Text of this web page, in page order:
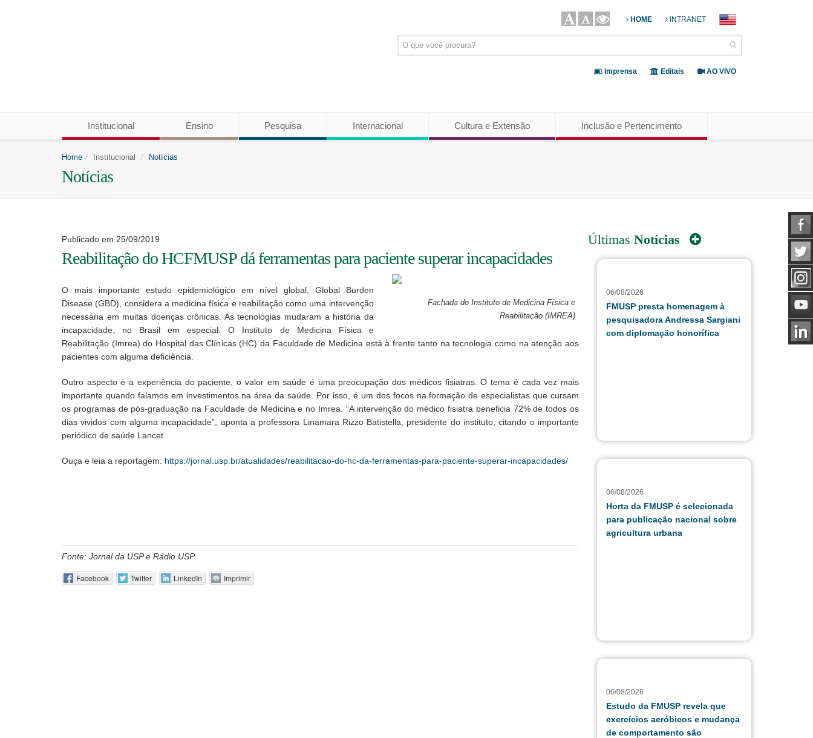
HOME INTRANET
Imprensa Editais AO VIVO
Institucional Ensino Pesquisa Internacional Cultura e Extensão Inclusão e Pertencimento
Home Institucional Notícias
Notícias
Publicado em 25/09/2019
Reabilitação do HCFMUSP dá ferramentas para paciente superar incapacidades
Fachada do Instituto de Medicina Física e
Reabilitação (IMREA)
O mais importante estudo epidemiológico em nível global, Global Burden
Disease (GBD), considera a medicina física e reabilitação como uma intervenção
necessária em muitas doenças crônicas. As tecnologias mudaram a história da
incapacidade, no Brasil em especial. O Instituto de Medicina Física e
Reabilitação (Imrea) do Hospital das Clínicas (HC) da Faculdade de Medicina está à frente tanto na tecnologia como na atenção aos
pacientes com alguma deficiência.
Outro aspecto é a experiência do paciente, o valor em saúde é uma preocupação dos médicos fisiatras. O tema é cada vez mais
importante quando falamos em investimentos na área da saúde. Por isso, é um dos focos na formação de especialistas que cursam
os programas de pós-graduação na Faculdade de Medicina e no Imrea. “A intervenção do médico fisiatra beneficia 72% de todos os
dias vividos com alguma incapacidade”, aponta a professora Linamara Rizzo Batistella, presidente do instituto, citando o importante
periódico de saúde Lancet.
Ouça e leia a reportagem: https://jornal.usp.br/atualidades/reabilitacao-do-hc-da-ferramentas-para-paciente-superar-incapacidades/
Fonte: Jornal da USP e Rádio USP
Facebook Twitter LinkedIn Imprimir
Últimas Notícias
06/08/2026
FMUSP presta homenagem à
pesquisadora Andressa Sargiani
com diplomação honorífica
06/08/2026
Horta da FMUSP é selecionada
para publicação nacional sobre
agricultura urbana
06/08/2026
Estudo da FMUSP revela que
exercícios aeróbicos e mudança
de comportamento são